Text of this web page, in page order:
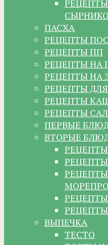
ПАСХА
РЕЦЕПТЫ
РЕЦЕПТЫ ПП
РЕЦЕПТЫ НА
РЕЦЕПТЫ НА
РЕЦЕПТЫ
РЕЦЕПТЫ
РЕЦЕПТЫ
ПЕРВЫЕ
ВТОРЫЕ
ВЫПЕЧКА
ТЕСТО